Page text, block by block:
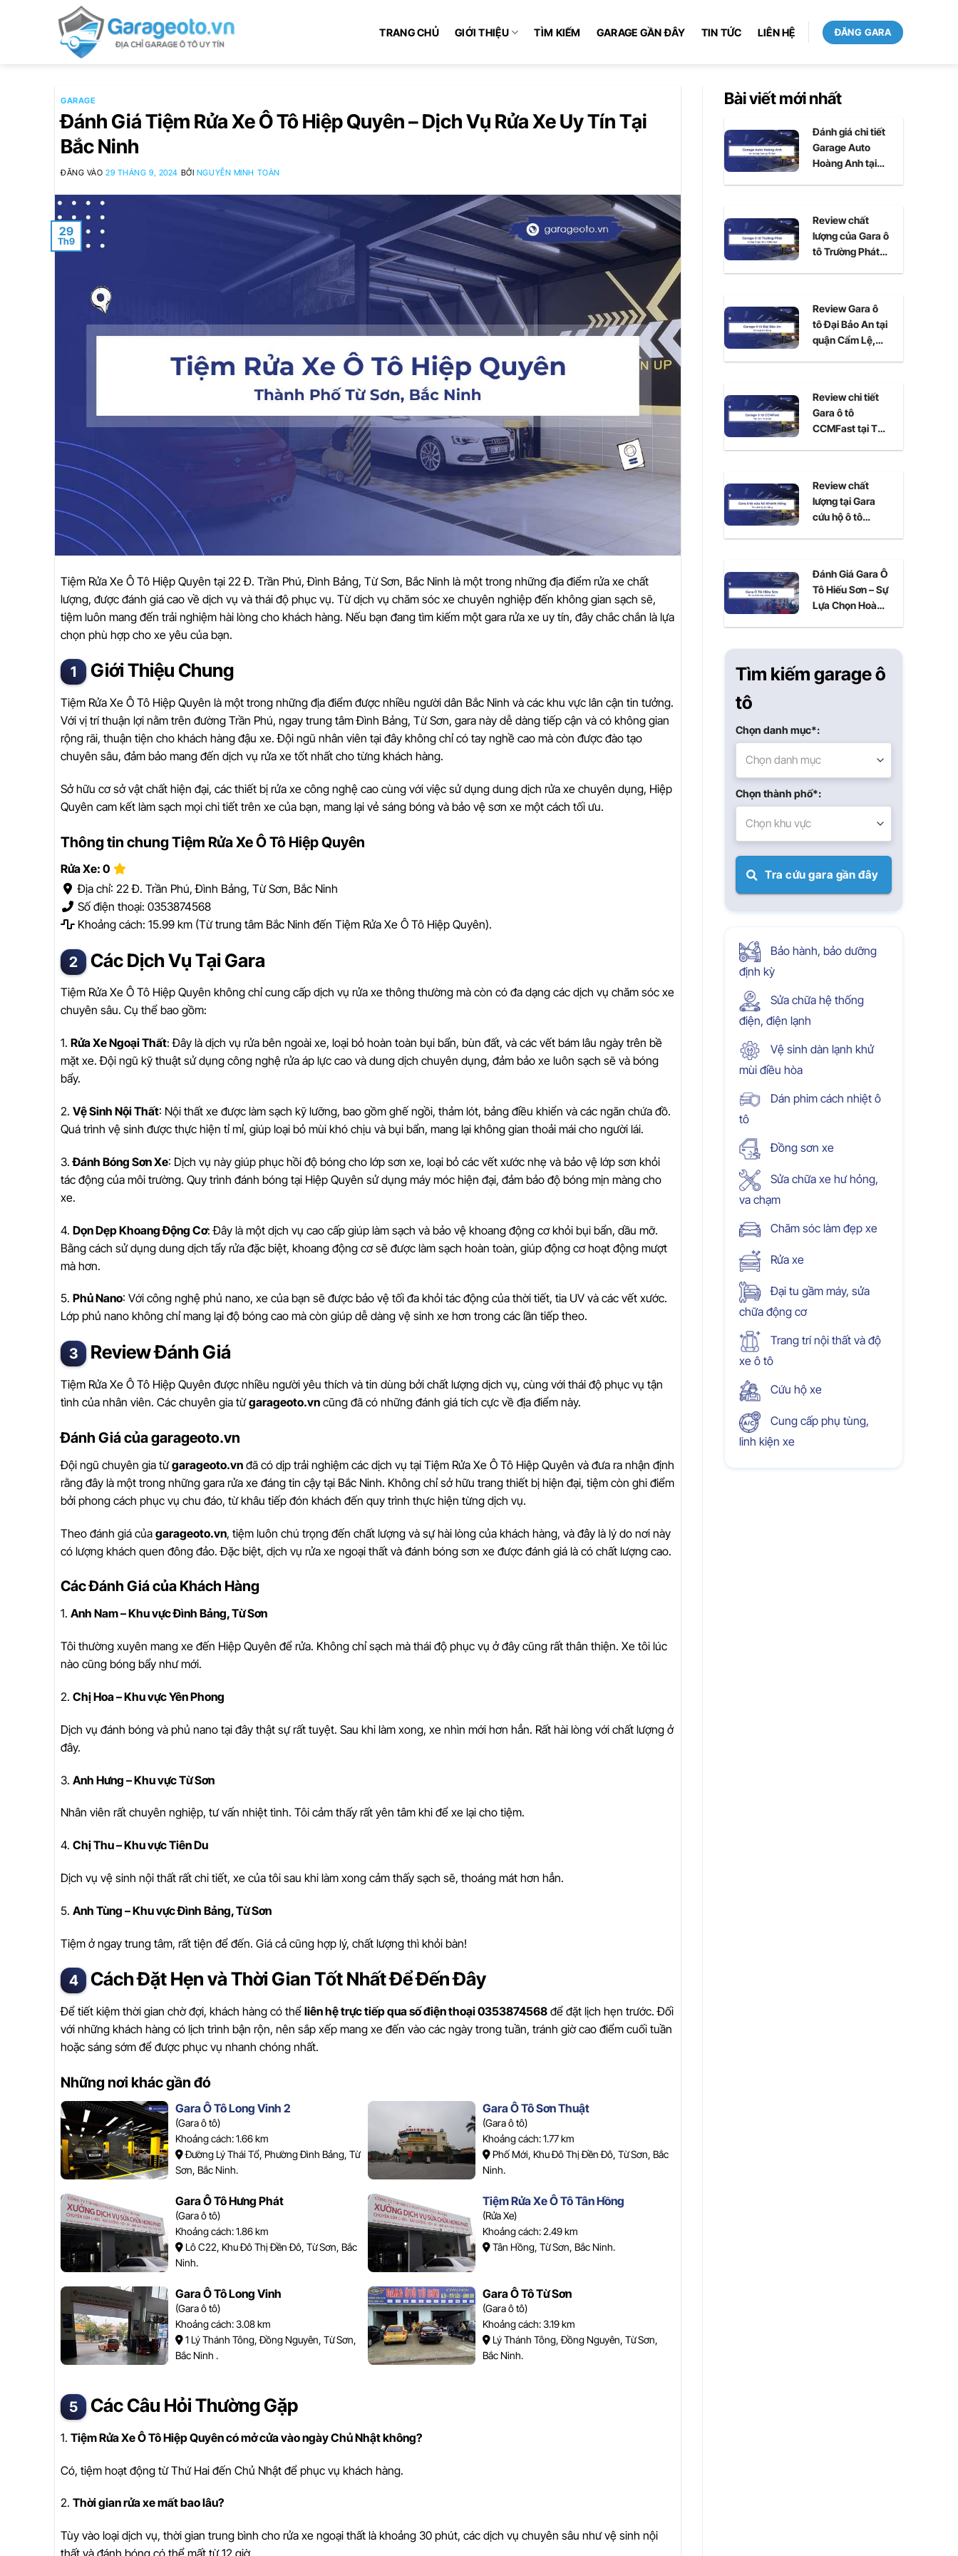
TRANG CHỦ GIỚI THIỆU TÌM KIẾM GARAGE GẦN ĐÂY TIN TỨC LIÊN HỆ ĐĂNG GARA
GARAGE
Đánh Giá Tiệm Rửa Xe Ô Tô Hiệp Quyên – Dịch Vụ Rửa Xe Uy Tín Tại
Bắc Ninh
ĐĂNG VÀO29 THÁNG 9, 2024 BỞI NGUYỄN MINH TOÀN
29
Th9
Tiệm Rửa Xe Ô Tô Hiệp Quyên tại 22 Đ. Trần Phú, Đình Bảng, Từ Sơn, Bắc Ninh là một trong những địa điểm rửa xe chất
lượng, được đánh giá cao về dịch vụ và thái độ phục vụ. Từ dịch vụ chăm sóc xe chuyên nghiệp đến không gian sạch sẽ,
tiệm luôn mang đến trải nghiệm hài lòng cho khách hàng. Nếu bạn đang tìm kiếm một gara rửa xe uy tín, đây chắc chắn là lựa
chọn phù hợp cho xe yêu của bạn.
Giới Thiệu Chung
Tiệm Rửa Xe Ô Tô Hiệp Quyên là một trong những địa điểm được nhiều người dân Bắc Ninh và các khu vực lân cận tin tưởng.
Với vị trí thuận lợi nằm trên đường Trần Phú, ngay trung tâm Đình Bảng, Từ Sơn, gara này dễ dàng tiếp cận và có không gian
rộng rãi, thuận tiện cho khách hàng đậu xe. Đội ngũ nhân viên tại đây không chỉ có tay nghề cao mà còn được đào tạo
chuyên sâu, đảm bảo mang đến dịch vụ rửa xe tốt nhất cho từng khách hàng.
Sở hữu cơ sở vật chất hiện đại, các thiết bị rửa xe công nghệ cao cùng với việc sử dụng dung dịch rửa xe chuyên dụng, Hiệp
Quyên cam kết làm sạch mọi chi tiết trên xe của bạn, mang lại vẻ sáng bóng và bảo vệ sơn xe một cách tối ưu.
Thông tin chung Tiệm Rửa Xe Ô Tô Hiệp Quyên
Rửa Xe: 0
Địa chỉ: 22 Đ. Trần Phú, Đình Bảng, Từ Sơn, Bắc Ninh
Số điện thoại: 0353874568
Khoảng cách: 15.99 km (Từ trung tâm Bắc Ninh đến Tiệm Rửa Xe Ô Tô Hiệp Quyên).
Các Dịch Vụ Tại Gara
Tiệm Rửa Xe Ô Tô Hiệp Quyên không chỉ cung cấp dịch vụ rửa xe thông thường mà còn có đa dạng các dịch vụ chăm sóc xe
chuyên sâu. Cụ thể bao gồm:
1. Rửa Xe Ngoại Thất: Đây là dịch vụ rửa bên ngoài xe, loại bỏ hoàn toàn bụi bẩn, bùn đất, và các vết bám lâu ngày trên bề
mặt xe. Đội ngũ kỹ thuật sử dụng công nghệ rửa áp lực cao và dung dịch chuyên dụng, đảm bảo xe luôn sạch sẽ và bóng
bẩy.
2. Vệ Sinh Nội Thất: Nội thất xe được làm sạch kỹ lưỡng, bao gồm ghế ngồi, thảm lót, bảng điều khiển và các ngăn chứa đồ.
Quá trình vệ sinh được thực hiện tỉ mỉ, giúp loại bỏ mùi khó chịu và bụi bẩn, mang lại không gian thoải mái cho người lái.
3.Đánh Bóng Sơn Xe: Dịch vụ này giúp phục hồi độ bóng cho lớp sơn xe, loại bỏ các vết xước nhẹ và bảo vệ lớp sơn khỏi
tác động của môi trường. Quy trình đánh bóng tại Hiệp Quyên sử dụng máy móc hiện đại, đảm bảo độ bóng mịn màng cho
xe.
4. Dọn Dẹp Khoang Động Cơ: Đây là một dịch vụ cao cấp giúp làm sạch và bảo vệ khoang động cơ khỏi bụi bẩn, dầu mỡ.
Bằng cách sử dụng dung dịch tẩy rửa đặc biệt, khoang động cơ sẽ được làm sạch hoàn toàn, giúp động cơ hoạt động mượt
mà hơn.
5. Phủ Nano: Với công nghệ phủ nano, xe của bạn sẽ được bảo vệ tối đa khỏi tác động của thời tiết, tia UV và các vết xước.
Lớp phủ nano không chỉ mang lại độ bóng cao mà còn giúp dễ dàng vệ sinh xe hơn trong các lần tiếp theo.
Review Đánh Giá
Tiệm Rửa Xe Ô Tô Hiệp Quyên được nhiều người yêu thích và tin dùng bởi chất lượng dịch vụ, cùng với thái độ phục vụ tận
tình của nhân viên. Các chuyên gia từgarageoto.vn cũng đã có những đánh giá tích cực về địa điểm này.
Đánh Giá của garageoto.vn
Đội ngũ chuyên gia từgarageoto.vn đã có dịp trải nghiệm các dịch vụ tại Tiệm Rửa Xe Ô Tô Hiệp Quyên và đưa ra nhận định
rằng đây là một trong những gara rửa xe đáng tin cậy tại Bắc Ninh. Không chỉ sở hữu trang thiết bị hiện đại, tiệm còn ghi điểm
bởi phong cách phục vụ chu đáo, từ khâu tiếp đón khách đến quy trình thực hiện từng dịch vụ.
Theo đánh giá của garageoto.vn, tiệm luôn chú trọng đến chất lượng và sự hài lòng của khách hàng, và đây là lý do nơi này
có lượng khách quen đông đảo. Đặc biệt, dịch vụ rửa xe ngoại thất và đánh bóng sơn xe được đánh giá là có chất lượng cao.
Các Đánh Giá của Khách Hàng
1. Anh Nam – Khu vực Đình Bảng, Từ Sơn
Tôi thường xuyên mang xe đến Hiệp Quyên để rửa. Không chỉ sạch mà thái độ phục vụ ở đây cũng rất thân thiện. Xe tôi lúc
nào cũng bóng bẩy như mới.
2. Chị Hoa – Khu vực Yên Phong
Dịch vụ đánh bóng và phủ nano tại đây thật sự rất tuyệt. Sau khi làm xong, xe nhìn mới hơn hẳn. Rất hài lòng với chất lượng ở
đây.
3. Anh Hưng – Khu vực Từ Sơn
Nhân viên rất chuyên nghiệp, tư vấn nhiệt tình. Tôi cảm thấy rất yên tâm khi để xe lại cho tiệm.
4. Chị Thu – Khu vực Tiên Du
Dịch vụ vệ sinh nội thất rất chi tiết, xe của tôi sau khi làm xong cảm thấy sạch sẽ, thoáng mát hơn hẳn.
5. Anh Tùng – Khu vực Đình Bảng, Từ Sơn
Tiệm ở ngay trung tâm, rất tiện để đến. Giá cả cũng hợp lý, chất lượng thì khỏi bàn!
Cách Đặt Hẹn và Thời Gian Tốt Nhất Để Đến Đây
Để tiết kiệm thời gian chờ đợi, khách hàng có thể liên hệ trực tiếp qua số điện thoại 0353874568 để đặt lịch hẹn trước. Đối
với những khách hàng có lịch trình bận rộn, nên sắp xếp mang xe đến vào các ngày trong tuần, tránh giờ cao điểm cuối tuần
hoặc sáng sớm để được phục vụ nhanh chóng nhất.
Những nơi khác gần đó
Gara Ô Tô Long Vinh 2
(Gara ô tô)
Khoảng cách: 1.66 km
Đường Lý Thái Tổ, Phường Đình Bảng, Từ
Sơn, Bắc Ninh.
Gara Ô Tô Sơn Thuật
(Gara ô tô)
Khoảng cách: 1.77 km
Phố Mới, Khu Đô Thị Đền Đô, Từ Sơn, Bắc
Ninh.
Gara Ô Tô Hưng Phát
(Gara ô tô)
Khoảng cách: 1.86 km
Lô C22, Khu Đô Thị Đền Đô, Từ Sơn, Bắc
Ninh.
Tiệm Rửa Xe Ô Tô Tân Hồng
(Rửa Xe)
Khoảng cách: 2.49 km
Tân Hồng, Từ Sơn, Bắc Ninh.
Gara Ô Tô Long Vinh
(Gara ô tô)
Khoảng cách: 3.08 km
1 Lý Thánh Tông, Đồng Nguyên, Từ Sơn,
Bắc Ninh .
Gara Ô Tô Từ Sơn
(Gara ô tô)
Khoảng cách: 3.19 km
Lý Thánh Tông, Đồng Nguyên, Từ Sơn,
Bắc Ninh.
Các Câu Hỏi Thường Gặp
1. Tiệm Rửa Xe Ô Tô Hiệp Quyên có mở cửa vào ngày Chủ Nhật không?
Có, tiệm hoạt động từ Thứ Hai đến Chủ Nhật để phục vụ khách hàng.
2. Thời gian rửa xe mất bao lâu?
Tùy vào loại dịch vụ, thời gian trung bình cho rửa xe ngoại thất là khoảng 30 phút, các dịch vụ chuyên sâu như vệ sinh nội
Bài viết mới nhất
Đánh giá chi tiết
Garage Auto
Hoàng Anh tại
Review chất
lượng của Gara ô
tô Trường Phát
Review Gara ô
tô Đại Bảo An tại
quận Cẩm Lệ,
Review chi tiết
Gara ô tô
CCMFast tại Thủ
Review chất
lượng tại Gara
cứu hộ ô tô
Đánh Giá Gara Ô
Tô Hiếu Sơn – Sự
Lựa Chọn Hoàn
Tìm kiếm garage ô
tô
Chọn danh mục*:
Chọn danh mục
Chọn thành phố*:
Chọn khu vực
Tra cứu gara gần đây
Bảo hành, bảo dưỡng
định kỳ
Sửa chữa hệ thống
điện, điện lạnh
Vệ sinh dàn lạnh khử
mùi điều hòa
Dán phim cách nhiệt ô
tô
Đồng sơn xe
Sửa chữa xe hư hỏng,
va chạm
Chăm sóc làm đẹp xe
Rửa xe
Đại tu gầm máy, sửa
chữa động cơ
Trang trí nội thất và độ
xe ô tô
Cứu hộ xe
Cung cấp phụ tùng,
linh kiện xe